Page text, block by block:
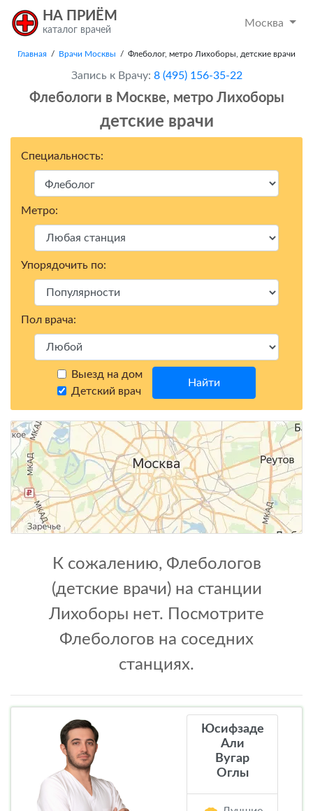
НА ПРИЁМ
каталог врачей
Москва
Главная / Врачи Москвы / Флеболог, метро Лихоборы, детские врачи
Запись к Врачу: 8 (495) 156-35-22
Флебологи в Москвe, метро Лихоборы
детские врачи
Специальность:
Метро:
Упорядочить по:
Пол врача:
Выезд на дом
Детский врач
Найти
К сожалению, Флебологов
(детские врачи) на станции
Лихоборы нет. Посмотрите
Флебологов на соседних
станциях.
Юсифзаде
Али
Вугар
Оглы